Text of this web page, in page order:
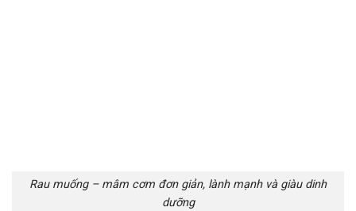
Rau muống – mâm cơm đơn giản, lành mạnh và giàu dinh
dưỡng